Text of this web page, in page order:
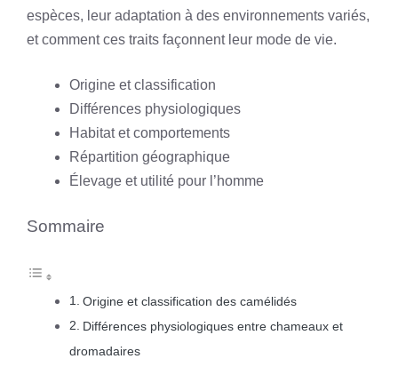
espèces, leur adaptation à des environnements variés,
et comment ces traits façonnent leur mode de vie.
Origine et classification
Différences physiologiques
Habitat et comportements
Répartition géographique
Élevage et utilité pour l’homme
Sommaire
Origine et classification des camélidés
Différences physiologiques entre chameaux et
dromadaires